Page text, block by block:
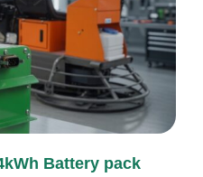
Battery pack